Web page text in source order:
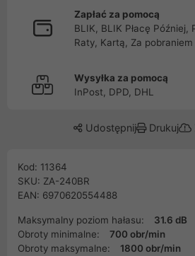
Zapłać za pomocą
BLIK, BLIK Płacę Później,
Raty, Kartą, Za pobraniem
Wysyłka za pomocą
InPost, DPD, DHL
Udostępnij Drukuj
Kod: 11364
SKU: ZA-240BR
EAN: 6970620554488
Maksymalny poziom hałasu:
31.6 dB
Obroty minimalne:
700 obr/min
Obroty maksymalne:
1800 obr/min